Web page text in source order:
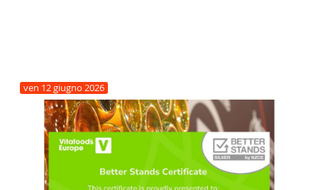
ven 12giugno 2026